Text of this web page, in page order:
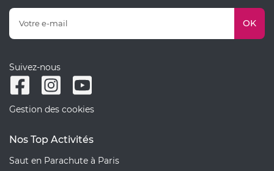
OK
Suivez-nous
Gestion des cookies
Nos Top Activités
Saut en Parachute à Paris